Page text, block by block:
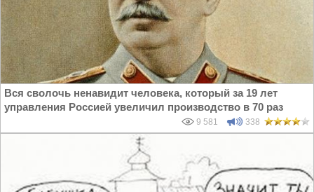
Вся сволочь ненавидит человека, который за 19 лет
управления Россией увеличил производство в 70 раз
9 581 338